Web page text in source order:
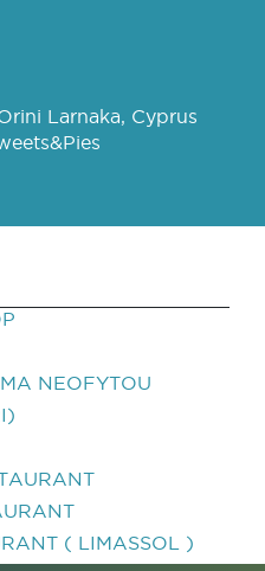
Larnaka, Cyprus
NEOFYTOU
( LIMASSOL )